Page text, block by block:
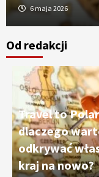
6 maja 2026
Od redakcji
Travel to
dlaczego
odkrywać
kraj na nowo?
3
obróbki
4
Czy